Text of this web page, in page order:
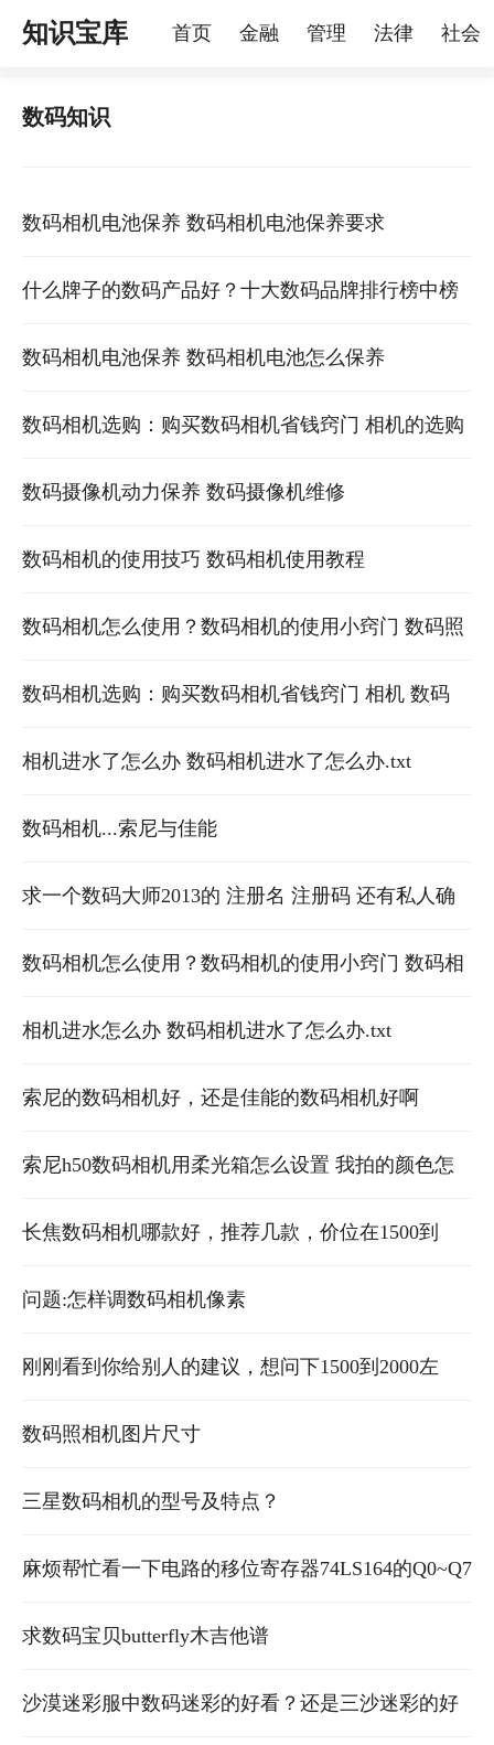
知识宝库 首页 金融 管理 法律 社会
数码知识
数码相机电池保养 数码相机电池保养要求
什么牌子的数码产品好？十大数码品牌排行榜中榜
高档数码产品有哪些
数码相机电池保养 数码相机电池怎么保养
数码相机选购：购买数码相机省钱窍门 相机的选购
数码摄像机动力保养 数码摄像机维修
数码相机的使用技巧 数码相机使用教程
数码相机怎么使用？数码相机的使用小窍门 数码照
相机如何使用
数码相机选购：购买数码相机省钱窍门 相机 数码
相机进水了怎么办 数码相机进水了怎么办.txt
数码相机...索尼与佳能
求一个数码大师2013的 注册名 注册码 还有私人确
认码，谢谢了。绝对不传播
数码相机怎么使用？数码相机的使用小窍门 数码相
机怎样使用
相机进水怎么办 数码相机进水了怎么办.txt
索尼的数码相机好，还是佳能的数码相机好啊
索尼h50数码相机用柔光箱怎么设置 我拍的颜色怎
么严重失真发黄严重呀拜托各位大神
长焦数码相机哪款好，推荐几款，价位在1500到
2300之间最好
问题:怎样调数码相机像素
刚刚看到你给别人的建议，想问下1500到2000左
右，买什么数码相机好。
数码照相机图片尺寸
三星数码相机的型号及特点？
麻烦帮忙看一下电路的移位寄存器74LS164的Q0~Q7
应该与LED数码管的a、b、c、d、e、f、g、dp怎么
连接谢谢
求数码宝贝butterfly木吉他谱
沙漠迷彩服中数码迷彩的好看？还是三沙迷彩的好